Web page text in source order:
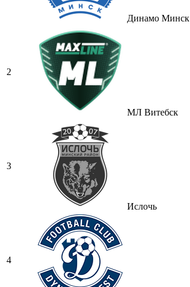
Динамо Минск
2
МЛ Витебск
3
Ислочь
4